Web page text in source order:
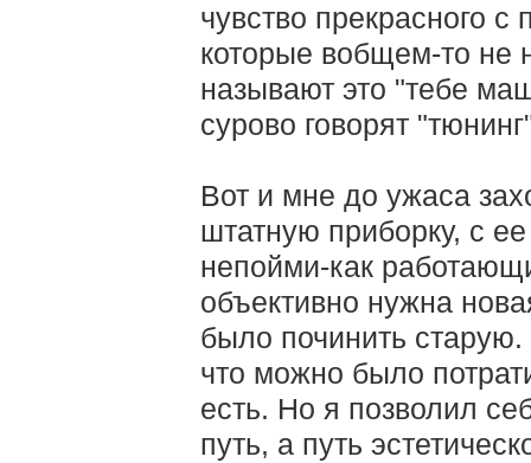
чувство прекрасного
которые вобщем-то не
называют это "тебе
сурово говорят
Вот и мне до ужаса
штатную приборку, с
непойми-как
объективно нужна
было починить
что можно было
есть. Но я позволил
путь, а путь